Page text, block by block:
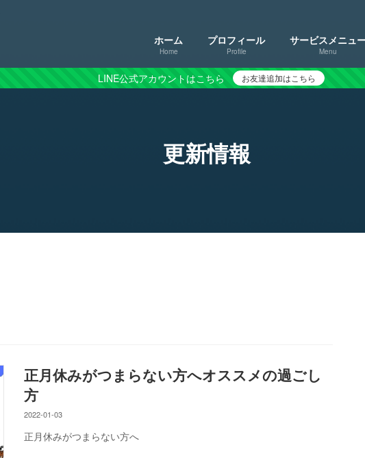
ホーム
Home
プロフィール
Profile
サービスメニュ
Menu
LINE公式アカウントはこちら お友達追加はこちら
更新情報
正月休みがつまらない方へオススメの過ごし
方
2022-01-03
正月休みがつまらない方へ